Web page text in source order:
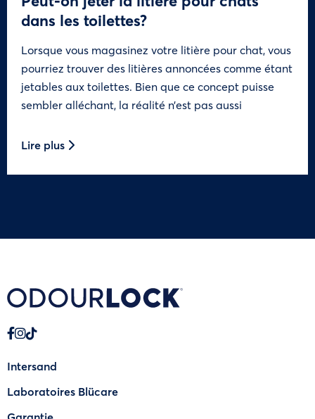
dans les toilettes?
Lorsque vous magasinez votre litière pour chat, vous
pourriez trouver des litières annoncées comme étant
jetables aux toilettes. Bien que ce concept puisse
sembler alléchant, la réalité n’est pas aussi
Lire plus
Intersand
Laboratoires Blücare